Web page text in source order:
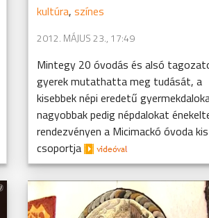
kultúra, színes
2012. MÁJUS 23., 17:49
Mintegy 20 óvodás és alsó
gyerek mutathatta meg tudását, a
kisebbek népi eredetű
nagyobbak pedig népdalokat
rendezvényen a Micimackó óvoda kis
csoportja